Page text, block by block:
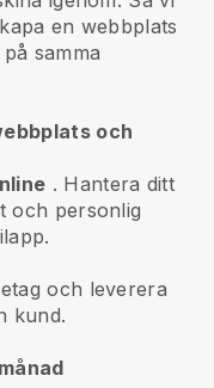
en webbplats
samma
och
. Hantera ditt
och personlig
och leverera
kund.